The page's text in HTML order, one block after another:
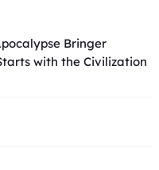
Bringer
with the Civilization